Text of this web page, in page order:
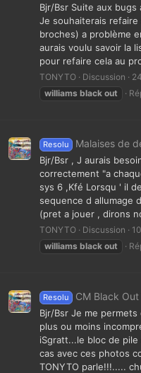
Bjr/Bsr Suite aux
Je souhaiterais
broches) a problème
aurais voulu savoir la
pour refaire cela au
TONYTO Discussion
williams black out
Resolu Malaises de
Bjr/Bsr , J aurais
correctement "a
sys 6 ,Kfé Lorsqu ' il
sequence d allumage
(pret a jouer , dirons
TONYTO Discussion
williams black out
Resolu CM Black
Bjr/Bsr Je me
plus ou moins
iSgratt...le bloc de
cas avec ces photos
TONYTO parle!!!.....